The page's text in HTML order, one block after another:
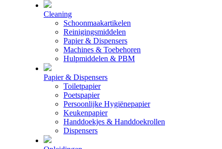
Cleaning
Schoonmaakartikelen
Reinigingsmiddelen
Papier & Dispensers
Machines & Toebehoren
Hulpmiddelen & PBM
Papier & Dispensers
Toiletpapier
Poetspapier
Persoonlijke Hygiënepapier
Keukenpapier
Handdoekjes & Handdoekrollen
Dispensers